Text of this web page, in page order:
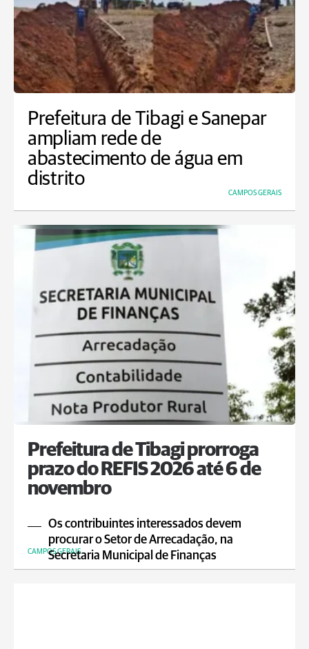
Prefeitura de Tibagi e Sanepar
ampliam rede de
abastecimento de água em
distrito
CAMPOS GERAIS
Prefeitura de Tibagi prorroga
prazo do REFIS 2026 até 6 de
novembro
Os contribuintes interessados devem
procurar o Setor de Arrecadação, na
Secretaria Municipal de Finanças
CAMPOS GERAIS